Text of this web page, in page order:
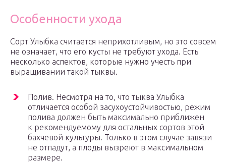
Особенности ухода
Сорт Улыбка считается неприхотливым, но это совсем
не означает, что его кусты не требуют ухода. Есть
несколько аспектов, которые нужно учесть при
выращивании такой тыквы.
Полив. Несмотря на то, что тыква Улыбка
отличается особой засухоустойчивостью, режим
полива должен быть максимально приближен
к рекомендуемому для остальных сортов этой
бахчевой культуры. Только в этом случае завязи
не отпадут, а плоды вызреют в максимальном
размере.